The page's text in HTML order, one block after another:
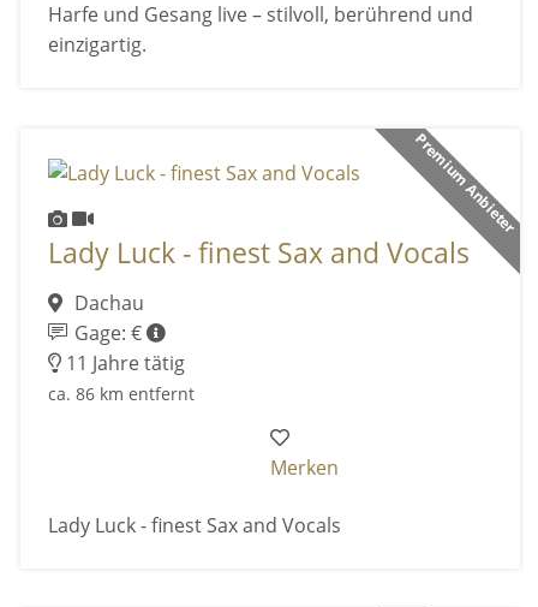
Harfe und Gesang live – stilvoll, berührend und
einzigartig.
Premium Anbieter
Lady Luck - finest Sax and Vocals
Dachau
Gage: €
11 Jahre tätig
ca. 86 km entfernt
Merken
Lady Luck - finest Sax and Vocals